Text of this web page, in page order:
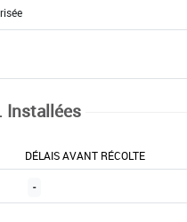
Installées
DÉLAIS AVANT RÉCOLTE
-